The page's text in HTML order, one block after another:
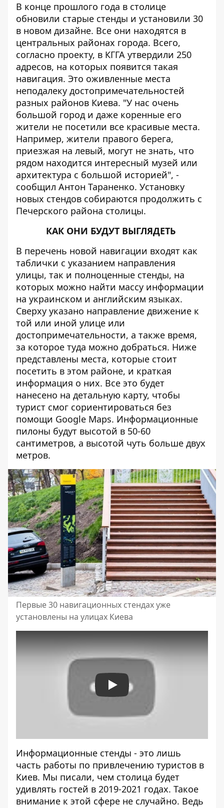
В конце прошлого года в столице
обновили старые стенды и установили 30
в новом дизайне. Все они находятся в
центральных районах города. Всего,
согласно проекту, в КГГА утвердили 250
адресов, на которых появится такая
навигация. Это оживленные места
неподалеку достопримечательностей
разных районов Киева. "У нас очень
большой город и даже коренные его
жители не посетили все красивые места.
Например, жители правого берега,
приезжая на левый, могут не знать, что
рядом находится интересный музей или
архитектура с большой историей", -
сообщил Антон Тараненко. Установку
новых стендов собираются продолжить с
Печерского района столицы.
КАК ОНИ БУДУТ ВЫГЛЯДЕТЬ
В перечень новой навигации входят как
таблички с указанием направления
улицы, так и полноценные стенды, на
которых можно найти массу информации
на украинском и английским языках.
Сверху указано направление движение к
той или иной улице или
достопримечательности, а также время,
за которое туда можно добраться. Ниже
представлены места, которые стоит
посетить в этом районе, и краткая
информация о них. Все это будет
нанесено на детальную карту, чтобы
турист смог сориентироваться без
помощи Google Maps. Информационные
пилоны будут высотой в 50-60
сантиметров, а высотой чуть больше двух
метров.
Первые 30 навигационных стендах уже
установлены на улицах Киева
Play
Информационные стенды - это лишь
часть работы по привлечению туристов в
Киев. Мы писали, чем столица будет
удивлять гостей в 2019-2021 годах. Такое
внимание к этой сфере не случайно. Ведь